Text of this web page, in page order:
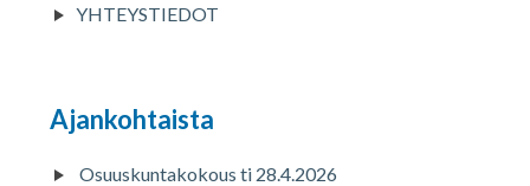
YHTEYSTIEDOT
Ajankohtaista
Osuuskuntakokous ti 28.4.2026